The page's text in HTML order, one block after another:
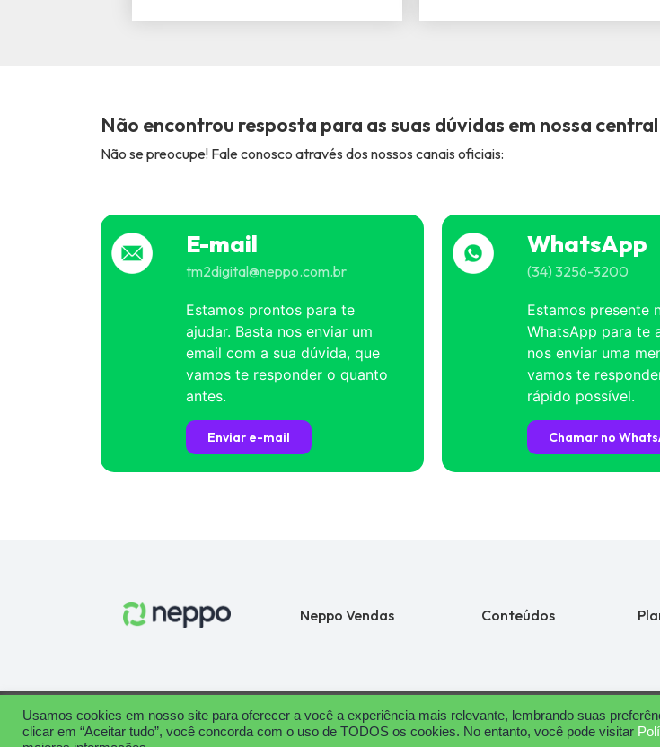
Não encontrou resposta para as suas dúvidas em nossa
Não se preocupe! Fale conosco através dos nossos canais oficiais:
E-mail
tm2digital@neppo.com.br
Estamos prontos para te
ajudar. Basta nos enviar um
email com a sua dúvida, que
vamos te responder o quanto
antes.
Enviar e-mail
WhatsApp
(34) 3256-3200
Estamos presente
WhatsApp para te
nos enviar uma
vamos te
rápido possível.
Chamar no
Neppo Vendas Conteúdos
Termos de Uso Política de Privacidade Copyright © 2024 Neppo | Todos os
Usamos cookies em nosso site para oferecer a você a experiência mais relevante, lembrando suas
clicar em “Aceitar tudo”, você concorda com o uso de TODOS os cookies. No entanto, você pode visitar